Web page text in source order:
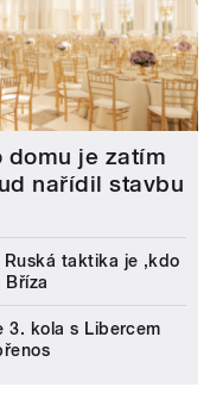
domu je zatím
nařídil stavbu
taktika je ‚kdo
Bříza
3. kola s Libercem